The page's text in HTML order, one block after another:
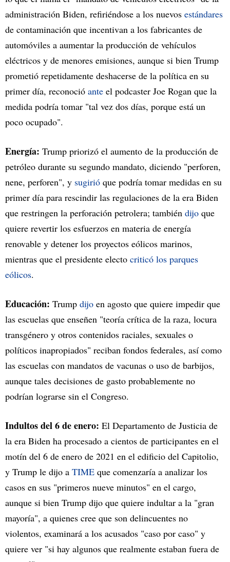
administración Biden, refiriéndose a los nuevos estándares
de contaminación que incentivan a los fabricantes de
automóviles a aumentar la producción de vehículos
eléctricos y de menores emisiones, aunque si bien Trump
prometió repetidamente deshacerse de la política en su
primer día, reconoció ante el podcaster Joe Rogan que la
medida podría tomar "tal vez dos días, porque está un
poco ocupado".
Energía: Trump priorizó el aumento de la producción de
petróleo durante su segundo mandato, diciendo "perforen,
nene, perforen", y sugirió que podría tomar medidas en su
primer día para rescindir las regulaciones de la era Biden
que restringen la perforación petrolera; también dijo que
quiere revertir los esfuerzos en materia de energía
renovable y detener los proyectos eólicos marinos,
mientras que el presidente electo criticó los parques
eólicos.
Educación: Trump dijo en agosto que quiere impedir que
las escuelas que enseñen "teoría crítica de la raza, locura
transgénero y otros contenidos raciales, sexuales o
políticos inapropiados" reciban fondos federales, así como
las escuelas con mandatos de vacunas o uso de barbijos,
aunque tales decisiones de gasto probablemente no
podrían lograrse sin el Congreso.
Indultos del 6 de enero: El Departamento de Justicia de
la era Biden ha procesado a cientos de participantes en el
motín del 6 de enero de 2021 en el edificio del Capitolio,
y Trump le dijo a TIME que comenzaría a analizar los
casos en sus "primeros nueve minutos" en el cargo,
aunque si bien Trump dijo que quiere indultar a la "gran
mayoría", a quienes cree que son delincuentes no
violentos, examinará a los acusados "caso por caso" y
quiere ver "si hay algunos que realmente estaban fuera de